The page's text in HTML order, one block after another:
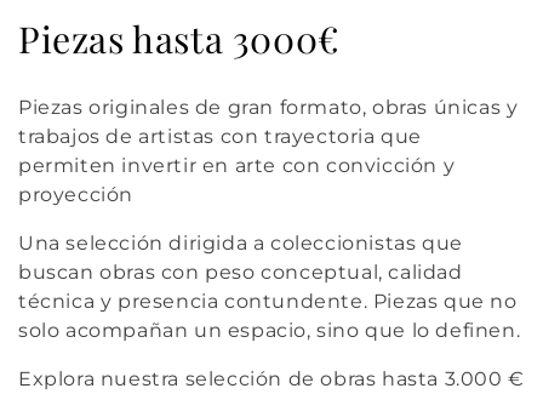
C
l
e
c
c
i
ó
Piezas hasta 3000€
Piezas originales de gran formato, obras únicas y
trabajos de artistas con trayectoria que
permiten invertir en arte con convicción y
proyección
Una selección dirigida a coleccionistas que
buscan obras con peso conceptual, calidad
técnica y presencia contundente. Piezas que no
solo acompañan un espacio, sino que lo definen.
Explora nuestra selección de obras hasta 3.000 €